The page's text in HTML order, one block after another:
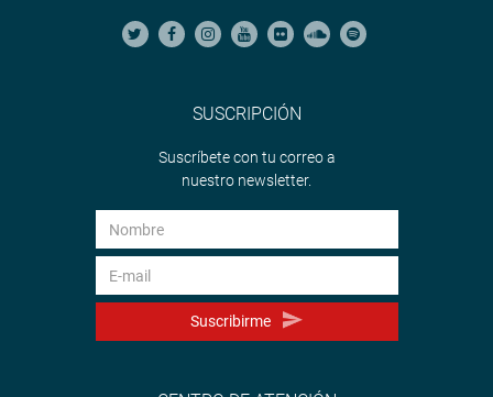
SUSCRIPCIÓN
Suscríbete con tu correo a
nuestro newsletter.
Suscribirme